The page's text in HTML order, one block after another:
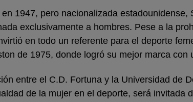
1947, pero nacionalizada
exclusivamente a hombres. Pese a la
en todo un referente para el deporte
de 1975, donde logró su mejor marca
entre el C.D. Fortuna y la Universidad de
de la mujer en el deporte, será